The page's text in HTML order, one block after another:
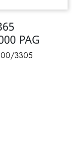
PAG
3305